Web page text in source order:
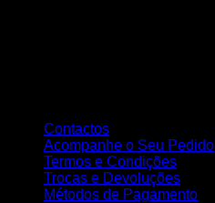
Contactos
Acompanhe o Seu Pedido
Termos e Condições
Trocas e Devoluções
Métodos de Pagamento